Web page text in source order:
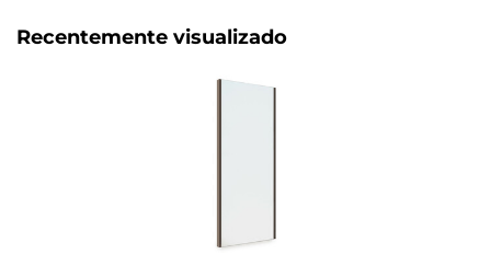
Recentemente visualizado